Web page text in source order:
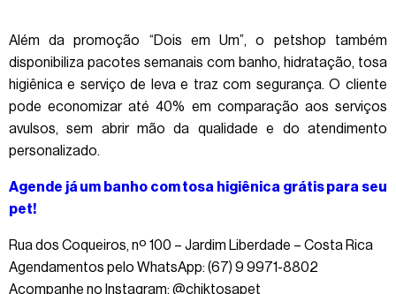
Além da promoção “Dois em Um”, o petshop também
disponibiliza pacotes semanais com banho, hidratação, tosa
higiênica e serviço de leva e traz com segurança. O cliente
pode economizar até 40% em comparação aos serviços
avulsos, sem abrir mão da qualidade e do atendimento
personalizado.
Agende já um banho com tosa higiênica grátis para seu
pet!
Rua dos Coqueiros, nº 100 – Jardim Liberdade – Costa Rica
Agendamentos pelo WhatsApp: (67) 9 9971-8802
Acompanhe no Instagram: @chiktosapet